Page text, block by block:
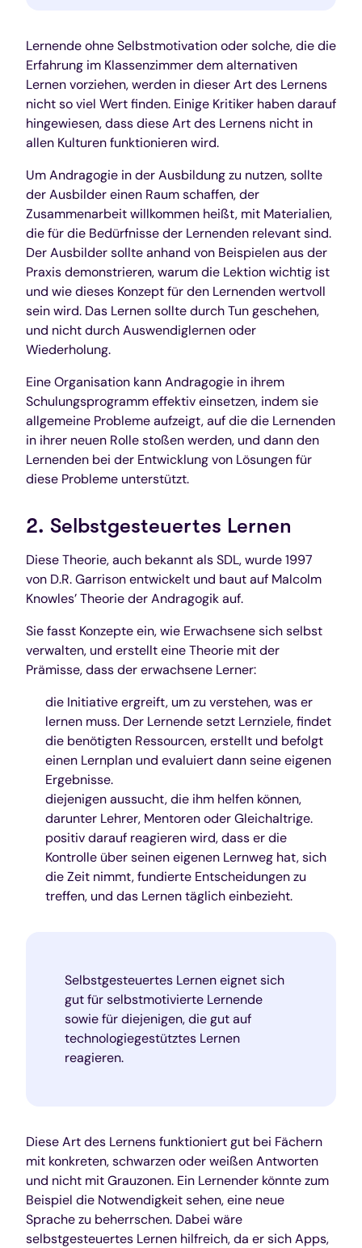
Lernende ohne Selbstmotivation oder solche, die die
Erfahrung im Klassenzimmer dem alternativen
Lernen vorziehen, werden in dieser Art des Lernens
nicht so viel Wert finden. Einige Kritiker haben darauf
hingewiesen, dass diese Art des Lernens nicht in
allen Kulturen funktionieren wird.
Um Andragogie in der Ausbildung zu nutzen, sollte
der Ausbilder einen Raum schaffen, der
Zusammenarbeit willkommen heißt, mit Materialien,
die für die Bedürfnisse der Lernenden relevant sind.
Der Ausbilder sollte anhand von Beispielen aus der
Praxis demonstrieren, warum die Lektion wichtig ist
und wie dieses Konzept für den Lernenden wertvoll
sein wird. Das Lernen sollte durch Tun geschehen,
und nicht durch Auswendiglernen oder
Wiederholung.
Eine Organisation kann Andragogie in ihrem
Schulungsprogramm effektiv einsetzen, indem sie
allgemeine Probleme aufzeigt, auf die die Lernenden
in ihrer neuen Rolle stoßen werden, und dann den
Lernenden bei der Entwicklung von Lösungen für
diese Probleme unterstützt.
2. Selbstgesteuertes Lernen
Diese Theorie, auch bekannt als SDL, wurde 1997
von D.R. Garrison entwickelt und baut auf Malcolm
Knowles’ Theorie der Andragogik auf.
Sie fasst Konzepte ein, wie Erwachsene sich selbst
verwalten, und erstellt eine Theorie mit der
Prämisse, dass der erwachsene Lerner:
die Initiative ergreift, um zu verstehen, was er
lernen muss. Der Lernende setzt Lernziele, findet
die benötigten Ressourcen, erstellt und befolgt
einen Lernplan und evaluiert dann seine eigenen
Ergebnisse.
diejenigen aussucht, die ihm helfen können,
darunter Lehrer, Mentoren oder Gleichaltrige.
positiv darauf reagieren wird, dass er die
Kontrolle über seinen eigenen Lernweg hat, sich
die Zeit nimmt, fundierte Entscheidungen zu
treffen, und das Lernen täglich einbezieht.
Selbstgesteuertes Lernen eignet sich
gut für selbstmotivierte Lernende
sowie für diejenigen, die gut auf
technologiegestütztes Lernen
reagieren.
Diese Art des Lernens funktioniert gut bei Fächern
mit konkreten, schwarzen oder weißen Antworten
und nicht mit Grauzonen. Ein Lernender könnte zum
Beispiel die Notwendigkeit sehen, eine neue
Sprache zu beherrschen. Dabei wäre
selbstgesteuertes Lernen hilfreich, da er sich Apps,